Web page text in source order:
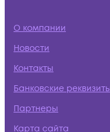
О компании
Новости
Контакты
Банковские
Партнеры
Карта сайта